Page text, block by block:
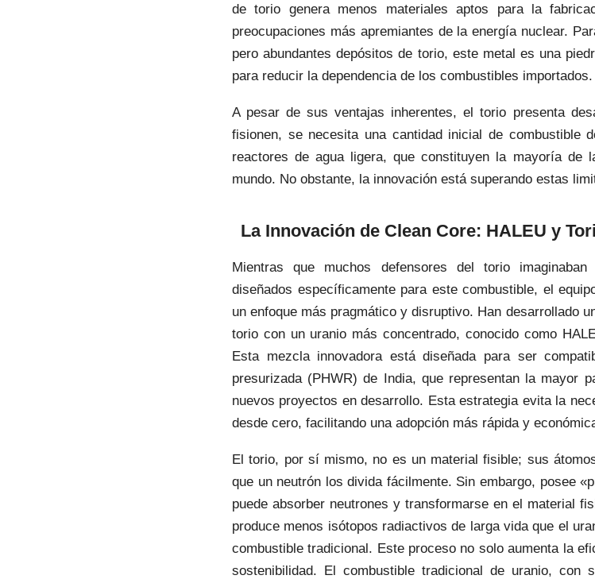
de torio genera menos materiales aptos para la
preocupaciones más apremiantes de la energía nuclear.
pero abundantes depósitos de torio, este metal es una
para reducir la dependencia de los combustibles importados.
A pesar de sus ventajas inherentes, el torio presenta
fisionen, se necesita una cantidad inicial de combustible
reactores de agua ligera, que constituyen la mayoría de
mundo. No obstante, la innovación está superando estas
La Innovación de Clean Core: HALEU y
Mientras que muchos defensores del torio
diseñados específicamente para este combustible, el
un enfoque más pragmático y disruptivo. Han desarrollado
torio con un uranio más concentrado, conocido como
Esta mezcla innovadora está diseñada para ser
presurizada (PHWR) de India, que representan la mayor
nuevos proyectos en desarrollo. Esta estrategia evita la
desde cero, facilitando una adopción más rápida y
El torio, por sí mismo, no es un material fisible; sus
que un neutrón los divida fácilmente. Sin embargo, posee
puede absorber neutrones y transformarse en el material
produce menos isótopos radiactivos de larga vida que el
combustible tradicional. Este proceso no solo aumenta la
sostenibilidad. El combustible tradicional de uranio,